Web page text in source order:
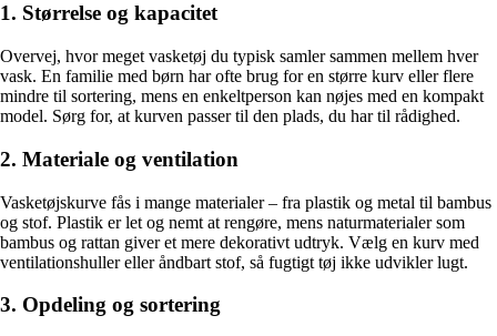
1. Størrelse og kapacitet
Overvej, hvor meget vasketøj du typisk samler sammen mellem hver
vask. En familie med børn har ofte brug for en større kurv eller flere
mindre til sortering, mens en enkeltperson kan nøjes med en kompakt
model. Sørg for, at kurven passer til den plads, du har til rådighed.
2. Materiale og ventilation
Vasketøjskurve fås i mange materialer – fra plastik og metal til bambus
og stof. Plastik er let og nemt at rengøre, mens naturmaterialer som
bambus og rattan giver et mere dekorativt udtryk. Vælg en kurv med
ventilationshuller eller åndbart stof, så fugtigt tøj ikke udvikler lugt.
3. Opdeling og sortering